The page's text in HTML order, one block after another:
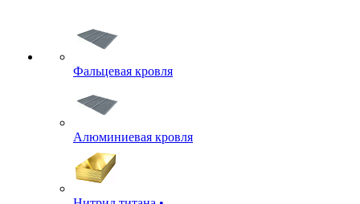
Фальцевая кровля
Алюминиевая кровля